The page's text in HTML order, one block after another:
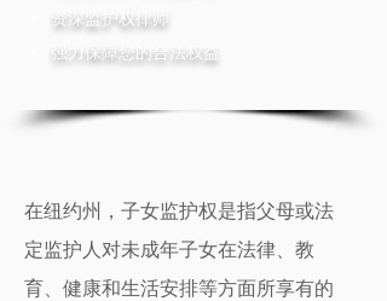
资深监护权律师
强力保障您的合法权益
在纽约州，子女监护权是指父母或法
定监护人对未成年子女在法律、教
育、健康和生活安排等方面所享有的